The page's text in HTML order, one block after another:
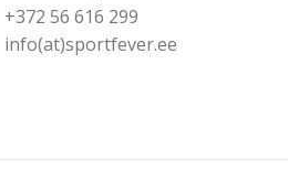
+372 56 616 299
info(at)sportfever.ee